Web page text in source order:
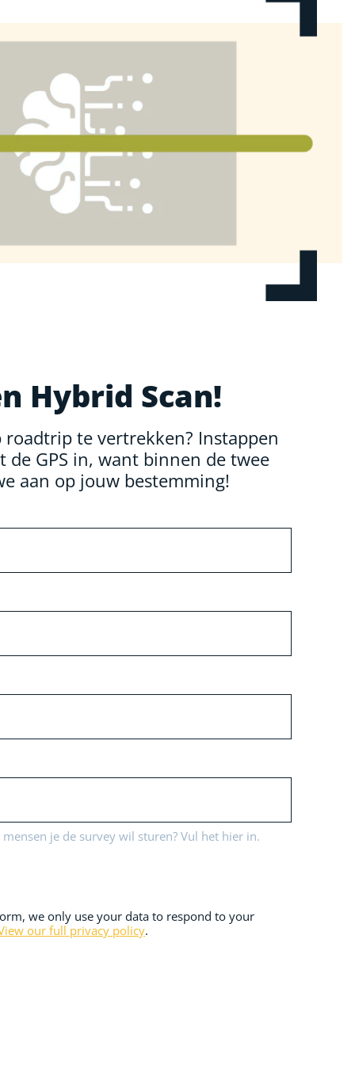
Hybrid Scan!
roadtrip te vertrekken? Instappen
de GPS in, want binnen de twee
aan op jouw bestemming!
je de survey wil sturen? Vul het hier in.
we only use your data to respond to your
our full privacy policy.